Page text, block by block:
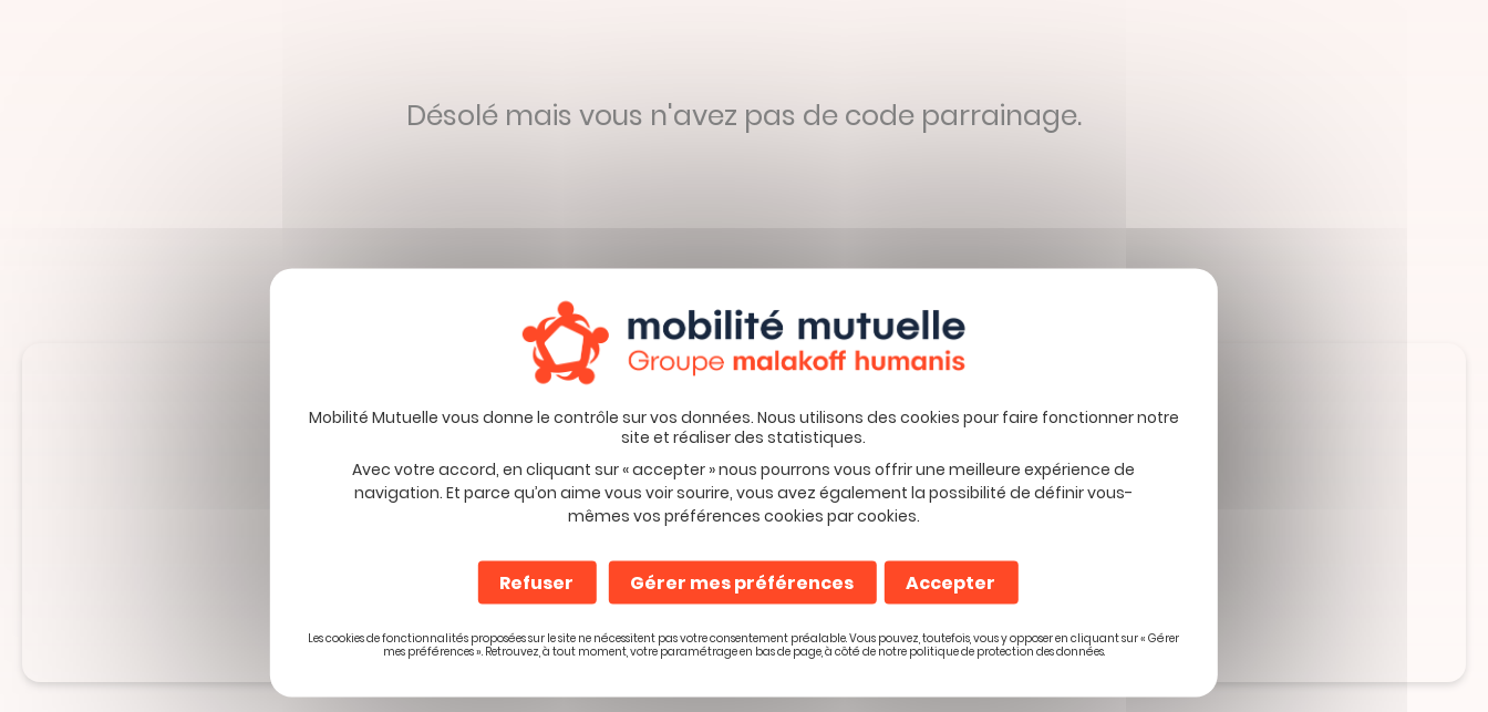
Désolé mais vous n'avez pas de code parrainage.
Abonnez-vous à la Minute Prévention
champ
Je souhaite recevoir les promotions et informations sur les offres de Mobilité Mutuelle par email
Je souhaite recevoir les conseils prévention de Mobilité Mutuelle
Avec votre accord, en cliquant sur « accepter » nous pourrons vous offrir une meilleure expérience de
navigation. Et parce qu’on aime vous voir sourire, vous avez également la possibilité de définir vous-
mêmes vos préférences cookies par cookies.
Refuser Gérer mes préférences Accepter
Les cookies de fonctionnalités proposées sur le site ne nécessitent pas votre consentement préalable. Vous pouvez, toutefois, vous y opposer en cliquant sur « Gérer
mes préférences ». Retrouvez, à tout moment, votre paramétrage en bas de page, à côté de notre politique de protection des données.